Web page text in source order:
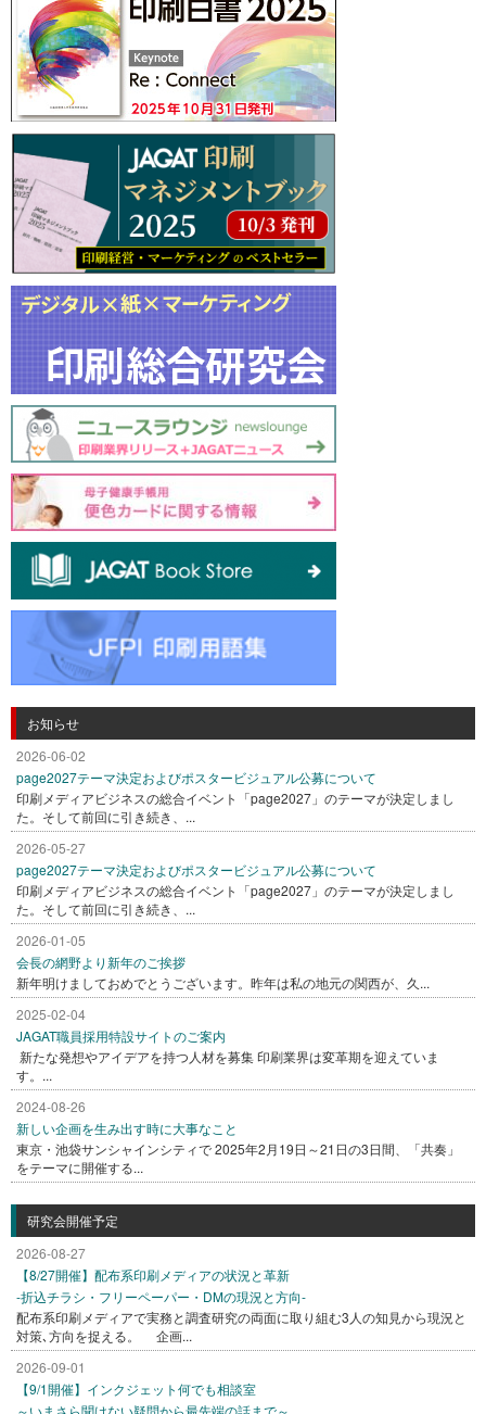
お知らせ
2026-06-02
page2027テーマ決定およびポスタービジュアル公募について
印刷メディアビジネスの総合イベント「page2027」のテーマが決定しまし
た。そして前回に引き続き、...
2026-05-27
page2027テーマ決定およびポスタービジュアル公募について
印刷メディアビジネスの総合イベント「page2027」のテーマが決定しまし
た。そして前回に引き続き、...
2026-01-05
会長の網野より新年のご挨拶
新年明けましておめでとうございます。昨年は私の地元の関西が、久...
2025-02-04
JAGAT職員採用特設サイトのご案内
新たな発想やアイデアを持つ人材を募集 印刷業界は変革期を迎えていま
す。...
2024-08-26
新しい企画を生み出す時に大事なこと
東京・池袋サンシャインシティで 2025年2月19日～21日の3日間、「共奏」
をテーマに開催する...
研究会開催予定
2026-08-27
【8/27開催】配布系印刷メディアの状況と革新
-折込チラシ・フリーペーパー・DMの現況と方向-
配布系印刷メディアで実務と調査研究の両面に取り組む3人の知見から現況と
対策､方向を捉える。 企画...
2026-09-01
【9/1開催】インクジェット何でも相談室
～いまさら聞けない疑問から最先端の話まで～